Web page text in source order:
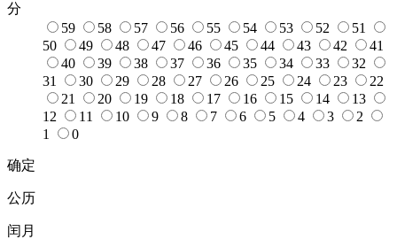
分
59
58 57 56 55 54 53 52
51
50
49 48 47 46 45 44 43 42
41
40
39 38 37 36 35 34 33
32
31
30 29 28 27 26 25 24 23
22
21
20 19 18 17 16 15 14
13
12
11 10 9 8 7 6 5 4 3
2
1
0
确定
公历
闰月